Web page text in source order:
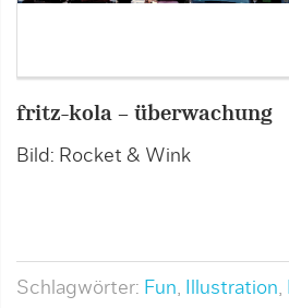
fritz-kola – überwachung
Bild: Rocket & Wink
Schlagwörter: Fun, Illustration,